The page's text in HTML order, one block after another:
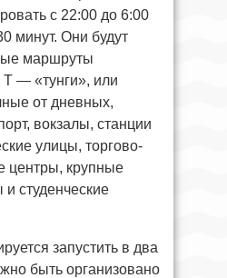
с 22:00 до 6:00
минут. Они будут
маршруты
— «тунги», или
от дневных,
вокзалы, станции
улицы, торгово-
центры, крупные
студенческие
запустить в два
быть организовано